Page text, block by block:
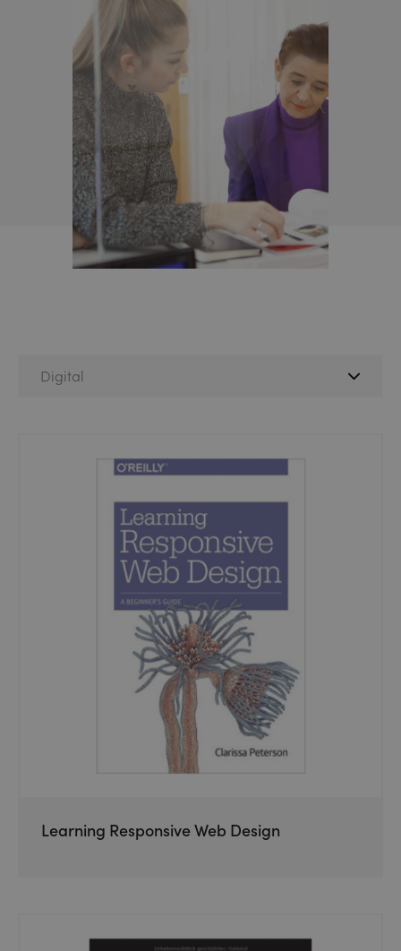
Digital
Learning Responsive Web Design